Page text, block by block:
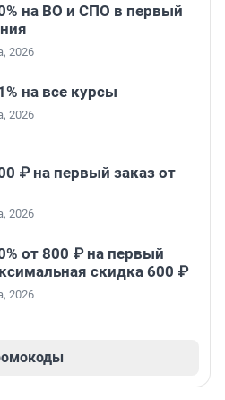
на ВО и СПО в первый
2026
на все курсы
2026
₽ на первый заказ от
2026
от 800 ₽ на первый
скидка 600 ₽
2026